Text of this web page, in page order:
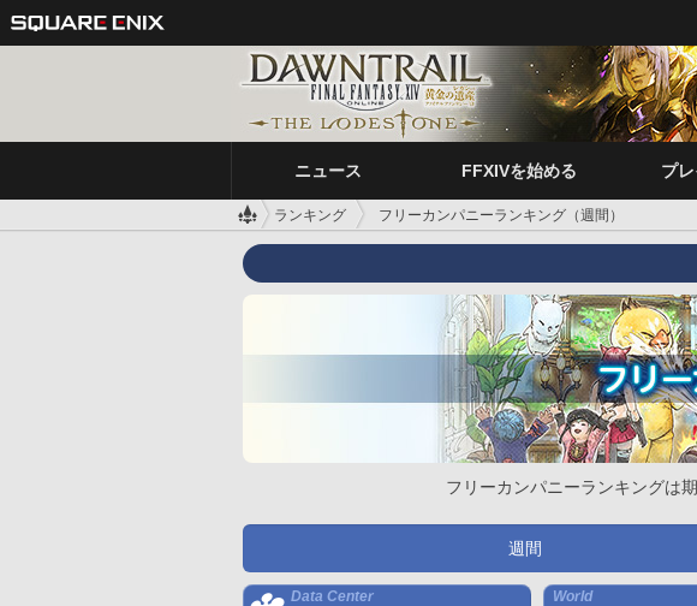
ニュース FFXIVを始める プ
ランキング フリーカンパニーランキング（週間）
フリーカンパニーランキングは
週間
Data Center World